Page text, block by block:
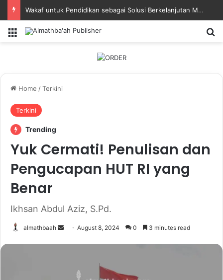
Kisah Manajemen Waktu Imam Nawawi
Menu
Home /Terkini
Terkini
Trending
Yuk Cermati! Penulisan dan
Pengucapan HUT RI yang
Benar
Ikhsan Abdul Aziz, S.Pd.
almathbaah
Send August 8, 2024 0 3 minutes read